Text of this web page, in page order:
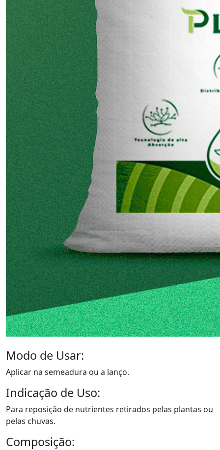
Modo de Usar:
Aplicar na semeadura ou a lanço.
Indicação de Uso:
Para reposição de nutrientes retirados pelas plantas ou
pelas chuvas.
Composição: